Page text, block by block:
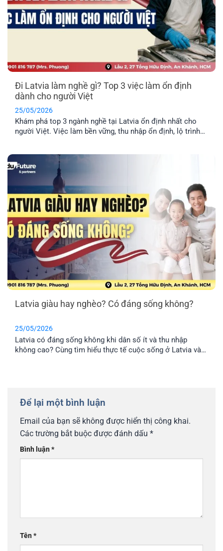
Đi Latvia làm nghề gì? Top 3 việc làm ổn định
dành cho người Việt
25/05/2026
Khám phá top 3 ngành nghề tại Latvia ổn định nhất cho
người Việt. Việc làm bền vững, thu nhập ổn định, lộ trình
Latvia giàu hay nghèo? Có đáng sống không?
25/05/2026
Latvia có đáng sống không khi dân số ít và thu nhập
không cao? Cùng tìm hiểu thực tế cuộc sống ở Latvia và
Để lại một bình luận
Email của bạn sẽ không được hiển thị công khai.
Các trường bắt buộc được đánh dấu *
Bình luận*
Tên*